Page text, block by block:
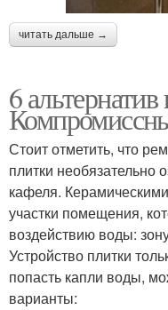
читать дальше →
6
Стоит отметить, что
плитки необязательно
кафеля.
участки помещения,
воздействию воды:
Устройство плитки
попасть капли воды,
варианты: